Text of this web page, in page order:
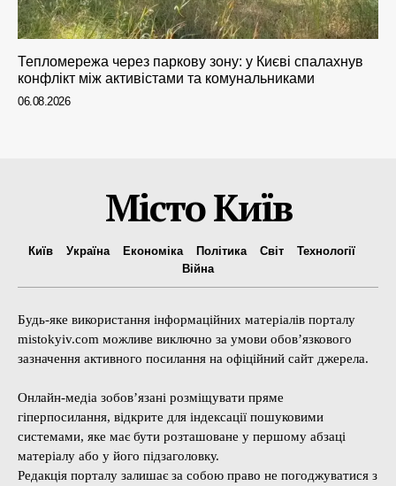
Тепломережа через паркову зону: у Києві спалахнув
конфлікт між активістами та комунальниками
06.08.2026
Місто Київ
Київ Україна Економіка Політика Світ
Технології
Війна
Будь-яке використання інформаційних матеріалів порталу
mistokyiv.com можливе виключно за умови обов’язкового
зазначення активного посилання на офіційний сайт джерела.
Онлайн-медіа зобов’язані розміщувати пряме
гіперпосилання, відкрите для індексації пошуковими
системами, яке має бути розташоване у першому абзаці
матеріалу або у його підзаголовку.
Редакція порталу залишає за собою право не погоджуватися з